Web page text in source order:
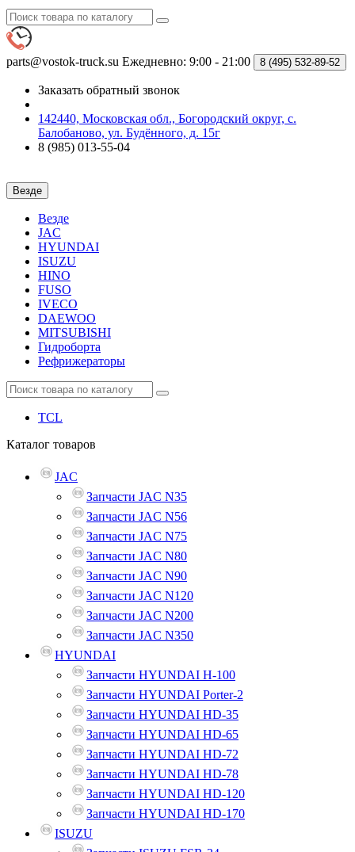
parts@vostok-truck.su Ежедневно: 9:00 - 21:00 8 (495) 532-89-52
Заказать обратный звонок
142440, Московская обл., Богородский округ, с.
Балобаново, ул. Будённого, д. 15г
8 (985) 013-55-04
Везде
Везде
JAC
HYUNDAI
ISUZU
HINO
FUSO
IVECO
DAEWOO
MITSUBISHI
Гидроборта
Рефрижераторы
TCL
Каталог товаров
JAC
Запчасти JAC N35
Запчасти JAC N56
Запчасти JAC N75
Запчасти JAC N80
Запчасти JAC N90
Запчасти JAC N120
Запчасти JAC N200
Запчасти JAC N350
HYUNDAI
Запчасти HYUNDAI H-100
Запчасти HYUNDAI Porter-2
Запчасти HYUNDAI HD-35
Запчасти HYUNDAI HD-65
Запчасти HYUNDAI HD-72
Запчасти HYUNDAI HD-78
Запчасти HYUNDAI HD-120
Запчасти HYUNDAI HD-170
ISUZU